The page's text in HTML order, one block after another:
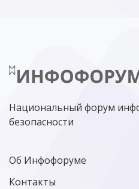
Национальный форум
безопасности
Об Инфофоруме
Контакты